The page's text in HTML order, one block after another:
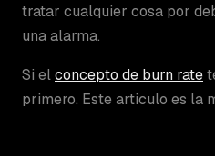
tratar cualquier cosa por
una alarma.
Si elconcepto de burn rate
primero. Este articulo es la